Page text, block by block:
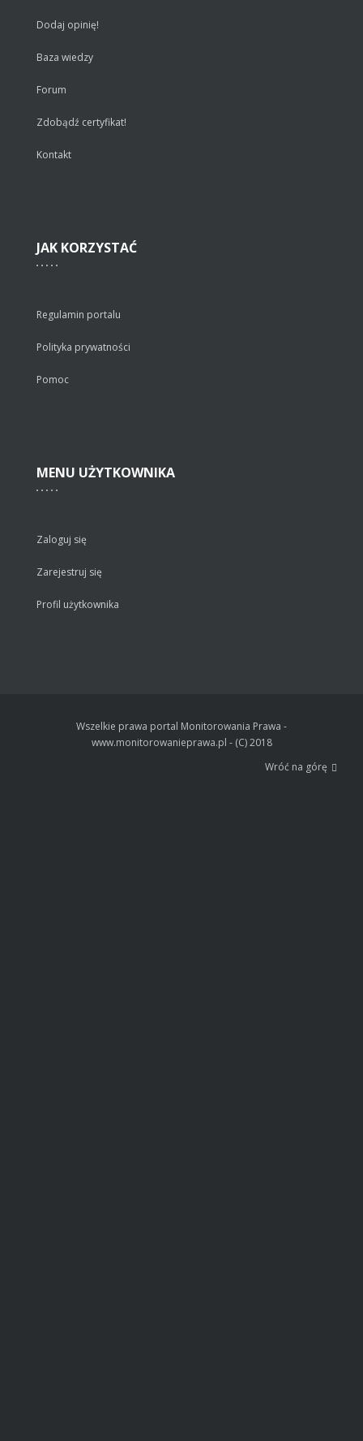
Dodaj opinię!
Baza wiedzy
Forum
Zdobądź certyfikat!
Kontakt
JAK KORZYSTAĆ
Regulamin portalu
Polityka prywatności
Pomoc
MENU UŻYTKOWNIKA
Zaloguj się
Zarejestruj się
Profil użytkownika
Wszelkie prawa portal Monitorowania Prawa -
www.monitorowanieprawa.pl - (C) 2018
Wróć na górę